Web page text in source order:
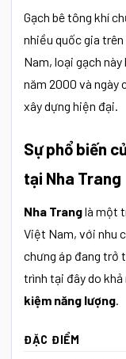
Gạch bê tông khí
nhiều quốc gia
Nam, loại gạch
năm 2000 và ngày
xây dựng hiện đại.
Sự phổ biến
tại Nha Trang
Nha Tranglà một
Việt Nam, với nhu
chưng áp đang trở
trình tại đây do khả
kiệm năng lượng.
ĐẶC ĐIỂM